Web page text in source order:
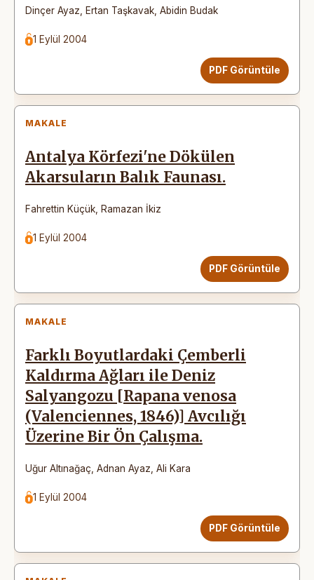
Dinçer Ayaz Ertan Taşkavak Abidin Budak
1 Eylül 2004
PDF Görüntüle
MAKALE
Antalya Körfezi'ne Dökülen
Akarsuların Balık Faunası.
Fahrettin Küçük Ramazan İkiz
1 Eylül 2004
PDF Görüntüle
MAKALE
Farklı Boyutlardaki Çemberli
Kaldırma Ağları ile Deniz
Salyangozu [Rapana venosa
(Valenciennes, 1846)] Avcılığı
Üzerine Bir Ön Çalışma.
Uğur Altınağaç Adnan Ayaz Ali Kara
1 Eylül 2004
PDF Görüntüle